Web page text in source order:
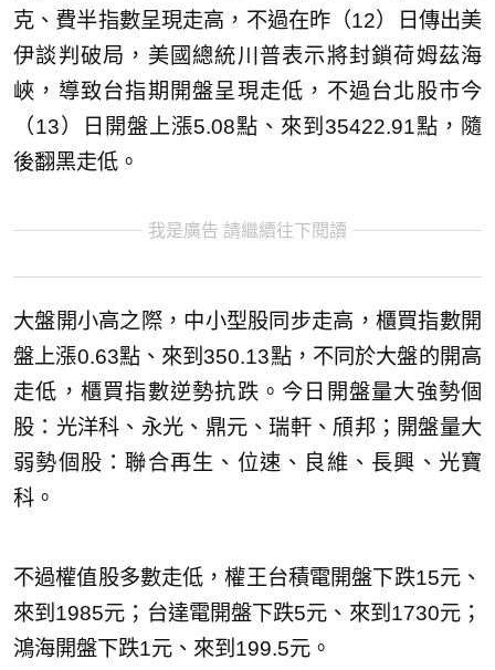
克、費半指數呈現走高，不過在昨（12）日傳出美
伊談判破局，美國總統川普表示將封鎖荷姆茲海
峽，導致台指期開盤呈現走低，不過台北股市今
（13）日開盤上漲5.08點、來到35422.91點，隨
後翻黑走低。
我是廣告 請繼續往下閱讀
大盤開小高之際，中小型股同步走高，櫃買指數開
盤上漲0.63點、來到350.13點，不同於大盤的開高
走低，櫃買指數逆勢抗跌。今日開盤量大強勢個
股：光洋科、永光、鼎元、瑞軒、頎邦；開盤量大
弱勢個股：聯合再生、位速、良維、長興、光寶
科。
不過權值股多數走低，權王台積電開盤下跌15元、
來到1985元；台達電開盤下跌5元、來到1730元；
鴻海開盤下跌1元、來到199.5元。